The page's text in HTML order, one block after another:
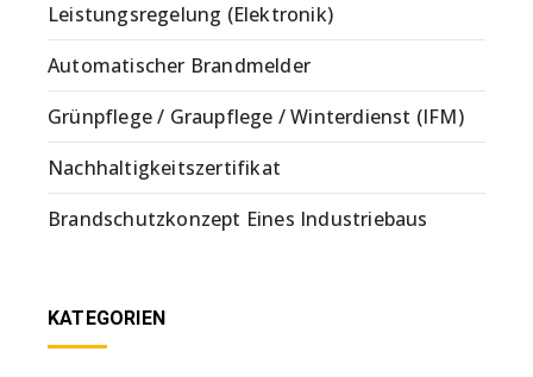
Leistungsregelung (Elektronik)
Automatischer Brandmelder
Grünpflege / Graupflege / Winterdienst (IFM)
Nachhaltigkeitszertifikat
Brandschutzkonzept Eines Industriebaus
KATEGORIEN